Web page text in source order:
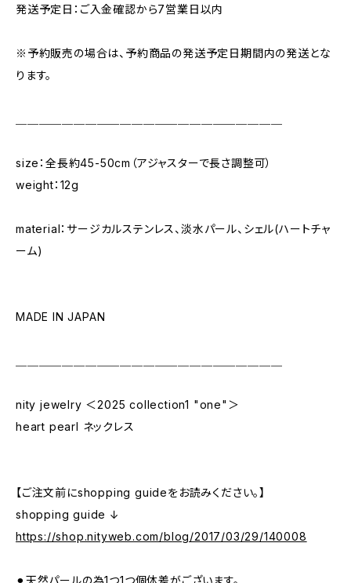
発送予定日：ご入金確認から7営業日以内
※予約販売の場合は、予約商品の発送予定日期間内の発送とな
ります。
size：全長約45-50cm（アジャスターで長さ調整可）
weight：12g
material：サージカルステンレス、淡水パール、シェル(ハートチャ
ーム)
MADE IN JAPAN
nity jewelry ＜2025 collection1 "one"＞
heart pearl ネックレス
【ご注文前にshopping guideをお読みください。】
shopping guide ↓
https://shop.nityweb.com/blog/2017/03/29/140008
⚫︎天然パールの為1つ1つ個体差がございます。